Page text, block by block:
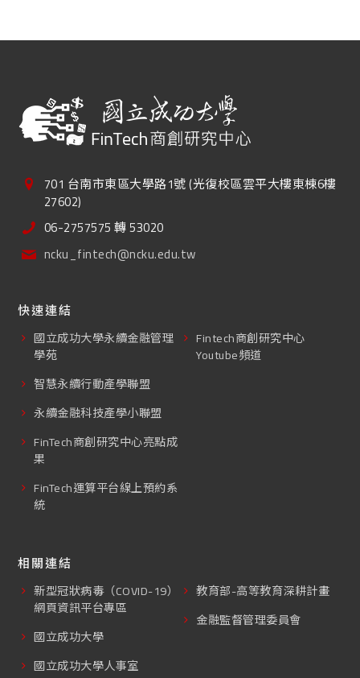
701 台南市東區大學路1號 (光復校區雲平大樓東棟6樓
27602)
06-2757575 轉 53020
ncku_fintech@ncku.edu.tw
快速連結
國立成功大學永續金融管理
學苑
智慧永續行動產學聯盟
永續金融科技產學小聯盟
FinTech商創研究中心亮點成
果
FinTech運算平台線上預約系
統
Fintech商創研究中心
Youtube頻道
相關連結
新型冠狀病毒（COVID-19）
網頁資訊平台專區
國立成功大學
國立成功大學人事室
教育部-高等教育深耕計畫
金融監督管理委員會